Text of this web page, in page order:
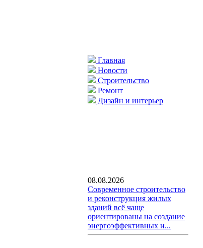
Главная
Новости
Строительство
Ремонт
Дизайн и интерьер
08.08.2026
Современное строительство
и реконструкция жилых
зданий всё чаще
ориентированы на создание
энергоэффективных и...